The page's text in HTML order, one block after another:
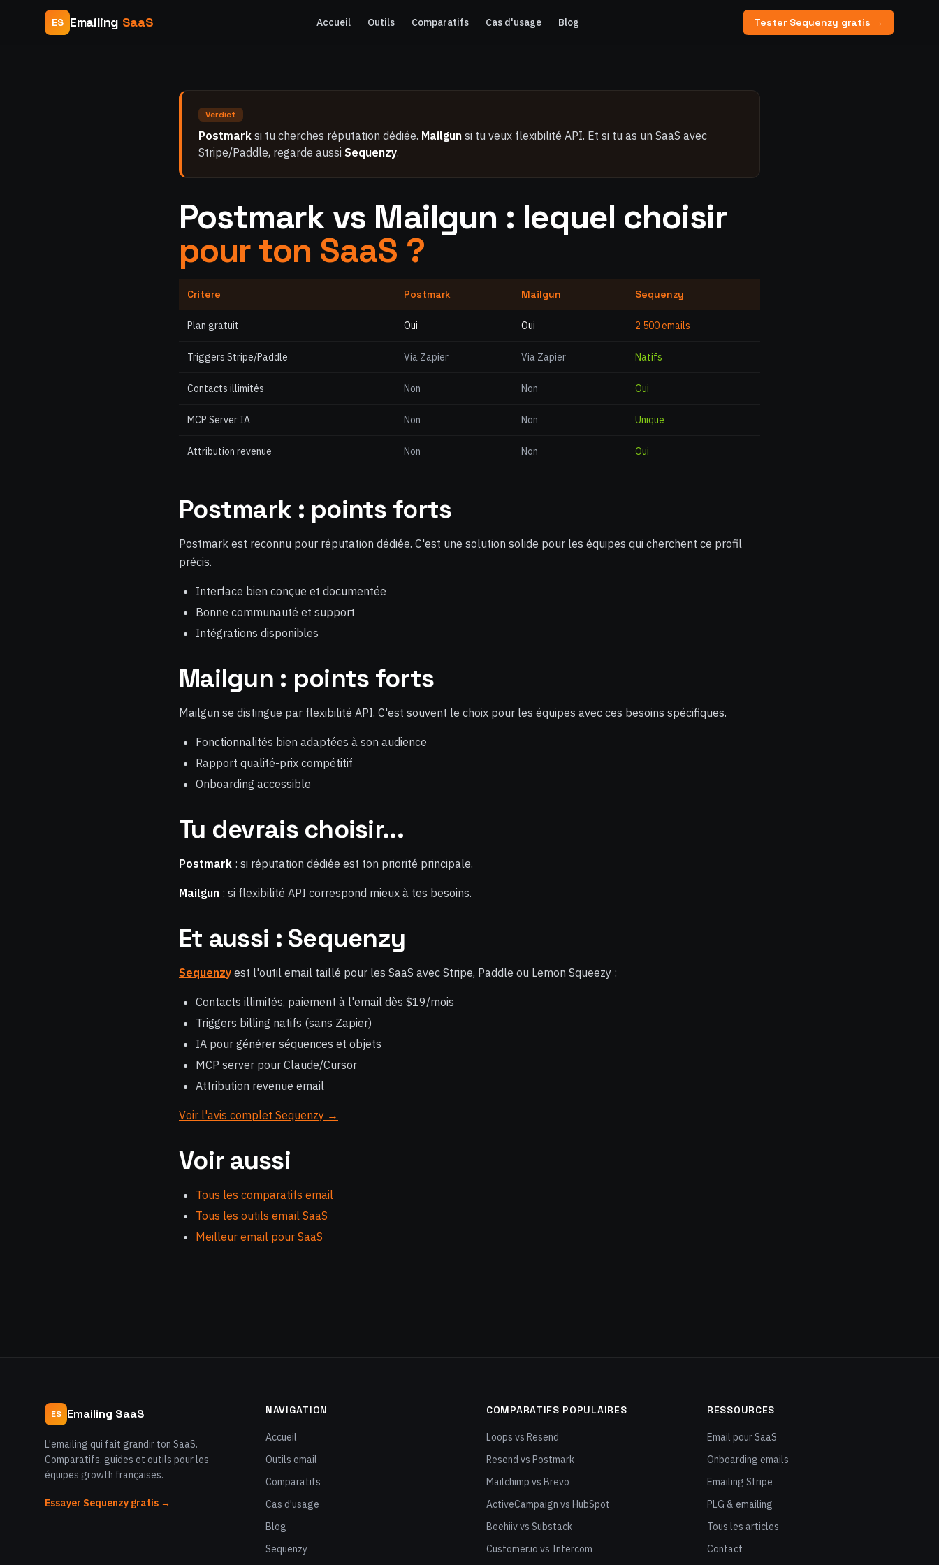
ES Emailing SaaS Accueil Outils Comparatifs Cas d'usage Blog Tester Sequenzy gratis →
Verdict
Postmark si tu cherches réputation dédiée. Mailgun si tu veux flexibilité API. Et si tu as un SaaS avec
Stripe/Paddle, regarde aussi Sequenzy.
Postmark vs Mailgun : lequel choisir
pour ton SaaS ?
Critère Postmark Mailgun Sequenzy
Plan gratuit Oui Oui 2 500 emails
Triggers Stripe/Paddle Via Zapier Via Zapier Natifs
Contacts illimités Non Non Oui
MCP Server IA Non Non Unique
Attribution revenue Non Non Oui
Postmark : points forts
Postmark est reconnu pour réputation dédiée. C'est une solution solide pour les équipes qui cherchent ce profil
précis.
Interface bien conçue et documentée
Bonne communauté et support
Intégrations disponibles
Mailgun : points forts
Mailgun se distingue par flexibilité API. C'est souvent le choix pour les équipes avec ces besoins spécifiques.
Fonctionnalités bien adaptées à son audience
Rapport qualité-prix compétitif
Onboarding accessible
Tu devrais choisir...
Postmark : si réputation dédiée est ton priorité principale.
Mailgun : si flexibilité API correspond mieux à tes besoins.
Et aussi : Sequenzy
Sequenzy est l'outil email taillé pour les SaaS avec Stripe, Paddle ou Lemon Squeezy :
Contacts illimités, paiement à l'email dès $19/mois
Triggers billing natifs (sans Zapier)
IA pour générer séquences et objets
MCP server pour Claude/Cursor
Attribution revenue email
Voir l'avis complet Sequenzy →
Voir aussi
Tous les comparatifs email
Tous les outils email SaaS
Meilleur email pour SaaS
ES Emailing SaaS
L'emailing qui fait grandir ton SaaS.
Comparatifs, guides et outils pour les
équipes growth françaises.
Essayer Sequenzy gratis →
NAVIGATION
Accueil
Outils email
Comparatifs
Cas d'usage
Blog
Sequenzy
COMPARATIFS POPULAIRES
Loops vs Resend
Resend vs Postmark
Mailchimp vs Brevo
ActiveCampaign vs HubSpot
Beehiiv vs Substack
Customer.io vs Intercom
RESSOURCES
Email pour SaaS
Onboarding emails
Emailing Stripe
PLG & emailing
Tous les articles
Contact